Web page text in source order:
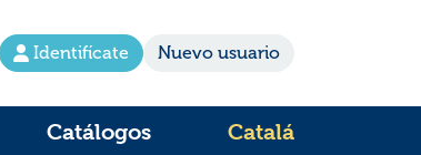
Identifícate Nuevo usuario
Catálogos Catalá